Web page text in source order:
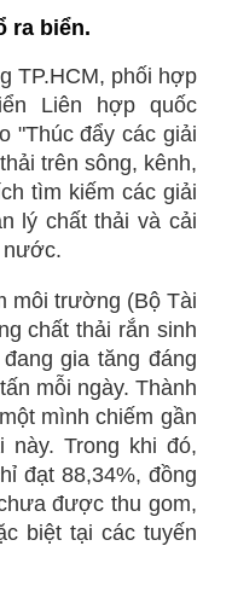
ra biển.
TP.HCM, phối hợp
Liên hợp quốc
"Thúc đẩy các giải
trên sông, kênh,
tìm kiếm các giải
lý chất thải và cải
nước.
môi trường (Bộ Tài
chất thải rắn sinh
gia tăng đáng
mỗi ngày. Thành
mình chiếm gần
này. Trong khi đó,
đạt 88,34%, đồng
được thu gom,
biệt tại các tuyến